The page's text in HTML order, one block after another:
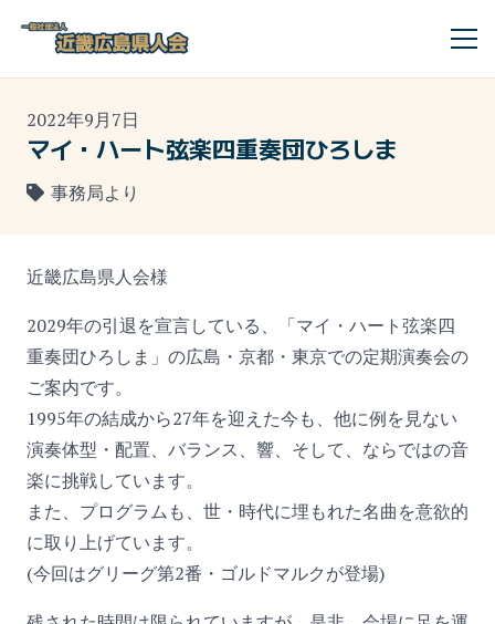
2022年9月7日
マイ・ハート弦楽四重奏団ひろしま
事務局より
近畿広島県人会様
2029年の引退を宣言している、「マイ・ハート弦楽四
重奏団ひろしま」の広島・京都・東京での定期演奏会の
ご案内です。
1995年の結成から27年を迎えた今も、他に例を見ない
演奏体型・配置、バランス、響、そして、ならではの音
楽に挑戦しています。
また、プログラムも、世・時代に埋もれた名曲を意欲的
に取り上げています。
(今回はグリーグ第2番・ゴルドマルクが登場)